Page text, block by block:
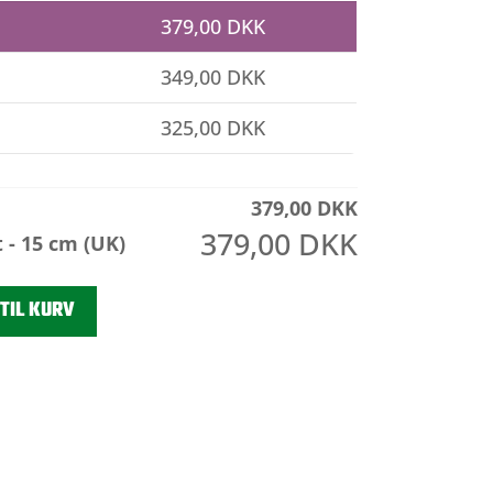
379,00 DKK
349,00 DKK
325,00 DKK
379,00 DKK
15 cm (UK)
379,00 DKK
KURV